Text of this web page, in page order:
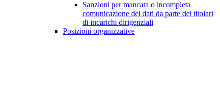
Sanzioni per mancata o incompleta
comunicazione dei dati da parte dei titolari
di incarichi dirigenziali
Posizioni organizzative